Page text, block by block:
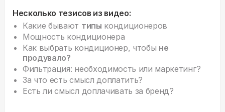
Несколько тезисов из видео:
Какие бывают типы кондиционеров
Мощность кондиционера
Как выбрать кондиционер, чтобы не
продувало?
Фильтрация: необходимость или маркетинг?
За что есть смысл доплатить?
Есть ли смысл доплачивать за бренд?